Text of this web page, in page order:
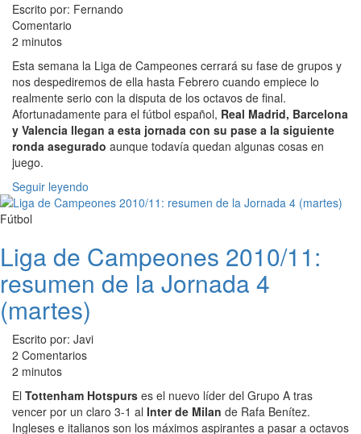
Escrito por: Fernando
Comentario
2 minutos
Esta semana la Liga de Campeones cerrará su fase de grupos y
nos despediremos de ella hasta Febrero cuando empiece lo
realmente serio con la disputa de los octavos de final.
Afortunadamente para el fútbol español, Real Madrid, Barcelona
y Valencia llegan a esta jornada con su pase a la siguiente
ronda asegurado aunque todavía quedan algunas cosas en
juego.
Seguir leyendo
Fútbol
Liga de Campeones 2010/11:
resumen de la Jornada 4
(martes)
Escrito por: Javi
2 Comentarios
2 minutos
El Tottenham Hotspurs es el nuevo líder del Grupo A tras
vencer por un claro 3-1 al Inter de Milan de Rafa Benítez.
Ingleses e italianos son los máximos aspirantes a pasar a octavos